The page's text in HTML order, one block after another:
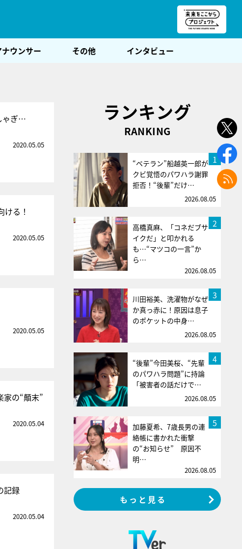
ナウンサー その他 インタビュー
ゃぎ…
2020.05.05
る！
2020.05.05
2020.05.05
家の“顛末”
2020.05.04
記録
2020.05.04
ランキング
RANKING
1
“ベテラン”船越英一郎が
クビ覚悟のパワハラ謝罪
拒否！“後輩”だけ…
2026.08.05
2
高橋真麻、「コネだブサ
イクだ」と叩かれる
も…“マツコの一言”か
ら…
2026.08.05
3
川田裕美、洗濯物がなぜ
か真っ赤に！原因は息子
のポケットの中身…
2026.08.05
4
“後輩”今田美桜、“先輩
のパワハラ問題”に持論
「被害者の話だけで…
2026.08.05
5
加藤夏希、7歳長男の連
絡帳に書かれた衝撃
の“お知らせ” 原因不
明…
2026.08.05
もっと見る